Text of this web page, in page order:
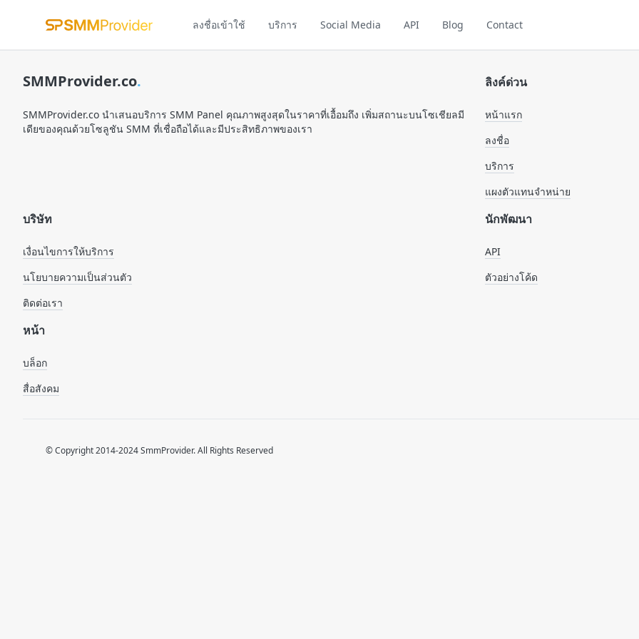
ลงชื่อเข้าใช้ บริการ Social Media API Blog Contact
SMMProvider.co.
SMMProvider.co นำเสนอบริการ SMM Panel คุณภาพสูงสุดในราคาที่เอื้อมถึง เพิ่มสถานะบนโซเชียลมี
เดียของคุณด้วยโซลูชัน SMM ที่เชื่อถือได้และมีประสิทธิภาพของเรา
ลิงค์ด่วน
หน้าแรก
ลงชื่อ
บริการ
แผงตัวแทนจำหน่าย
บริษัท
เงื่อนไขการให้บริการ
นโยบายความเป็นส่วนตัว
ติดต่อเรา
นักพัฒนา
API
ตัวอย่างโค้ด
หน้า
บล็อก
สื่อสังคม
© Copyright 2014-2024 SmmProvider. All Rights Reserved